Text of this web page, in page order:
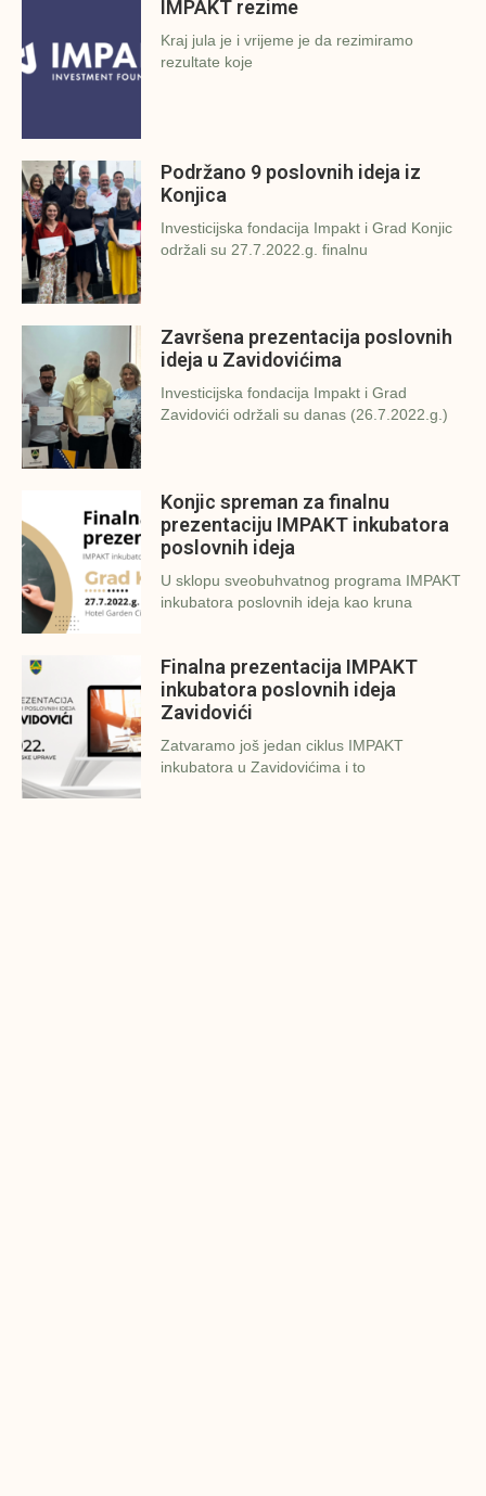
IMPAKT rezime
Kraj jula je i vrijeme je da rezimiramo
rezultate koje
Podržano 9 poslovnih ideja iz
Konjica
Investicijska fondacija Impakt i Grad Konjic
održali su 27.7.2022.g. finalnu
Završena prezentacija poslovnih
ideja u Zavidovićima
Investicijska fondacija Impakt i Grad
Zavidovići održali su danas (26.7.2022.g.)
Konjic spreman za finalnu
prezentaciju IMPAKT inkubatora
poslovnih ideja
U sklopu sveobuhvatnog programa IMPAKT
inkubatora poslovnih ideja kao kruna
Finalna prezentacija IMPAKT
inkubatora poslovnih ideja
Zavidovići
Zatvaramo još jedan ciklus IMPAKT
inkubatora u Zavidovićima i to